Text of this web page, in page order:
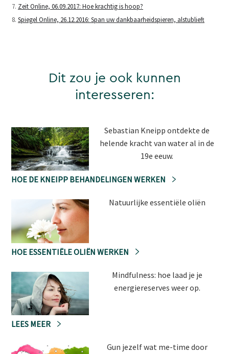
Zeit Online, 06.09.2017: Hoe krachtig is hoop?
Spiegel Online, 26.12.2016: Span uw dankbaarheidspieren, alstublieft
Dit zou je ook kunnen
interesseren:
Sebastian Kneipp ontdekte de
helende kracht van water al in de
19e eeuw.
HOE DE KNEIPP BEHANDELINGEN WERKEN
Natuurlijke essentiële oliën
HOE ESSENTIËLE OLIËN WERKEN
Mindfulness: hoe laad je je
energiereserves weer op.
LEES MEER
Gun jezelf wat me-time door